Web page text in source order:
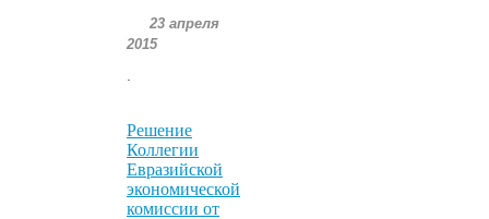
23 апреля
2015
Решение
Коллегии
Евразийской
экономической
комиссии от